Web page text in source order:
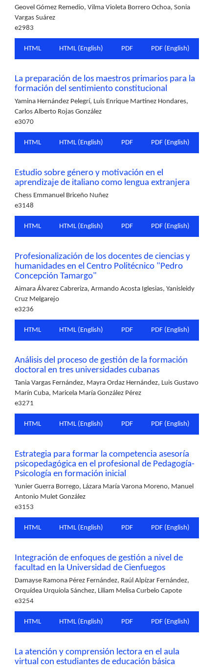
Geovel Gómez Remedio, Vilma Violeta Borrero Ochoa, Sonia
Vargas Suárez
e2983
HTML HTML (English) PDF PDF (English)
La preparación de los maestros primarios para la
formación del sentimiento constitucional
Yamina Hernández Pelegrí, Luis Enrique Martínez Hondares,
Carlos Alberto Rojas González
e3070
HTML HTML (English) PDF PDF (English)
Estudio sobre género y motivación en el
aprendizaje de italiano como lengua extranjera
Chess Emmanuel Briceño Nuñez
e3148
HTML HTML (English) PDF PDF (English)
Profesionalización de los docentes de ciencias y
humanidades en el Centro Politécnico "Pedro
Concepción Tamargo"
Aimara Álvarez Cabreriza, Armando Acosta Iglesias, Yanisleidy
Cruz Melgarejo
e3236
HTML HTML (English) PDF PDF (English)
Análisis del proceso de gestión de la formación
doctoral en tres universidades cubanas
Tania Vargas Fernández, Mayra Ordaz Hernández, Luis Gustavo
Marín Cuba, Maricela María González Pérez
e3271
HTML HTML (English) PDF PDF (English)
Estrategia para formar la competencia asesoría
psicopedagógica en el profesional de Pedagogía-
Psicología en formación inicial
Yunier Guerra Borrego, Lázara María Varona Moreno, Manuel
Antonio Mulet González
e3153
HTML HTML (English) PDF PDF (English)
Integración de enfoques de gestión a nivel de
facultad en la Universidad de Cienfuegos
Damayse Ramona Pérez Fernández, Raúl Alpízar Fernández,
Orquídea Urquiola Sánchez, Liliam Melisa Curbelo Capote
e3254
HTML HTML (English) PDF PDF (English)
La atención y comprensión lectora en el aula
virtual con estudiantes de educación básica